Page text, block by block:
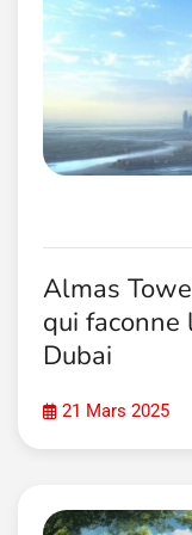
Almas
qui faconne
Dubai
21 Mars 2025